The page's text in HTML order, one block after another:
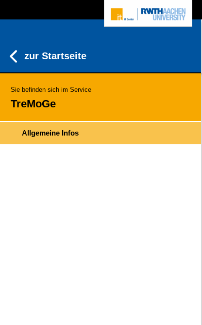
zur Startseite
Sie befinden sich im Service
TreMoGe
Allgemeine Infos